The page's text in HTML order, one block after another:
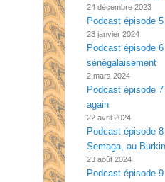
24 décembre 2023
Podcast épisode
23 janvier 2024
Podcast épisode
sénégalaisement
2 mars 2024
Podcast épisode
again
22 avril 2024
Podcast épisode
Semaga, au
23 août 2024
Podcast épisode